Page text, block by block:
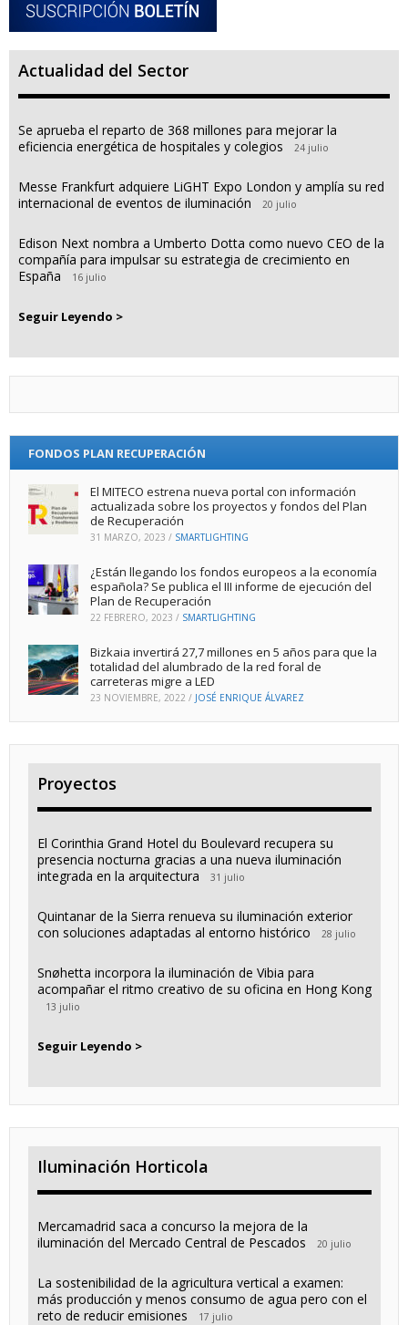
Actualidad del Sector
Se aprueba el reparto de 368 millones para mejorar la
eficiencia energética de hospitales y colegios
24 julio
Messe Frankfurt adquiere LiGHT Expo London y amplía su red
internacional de eventos de iluminación
20 julio
Edison Next nombra a Umberto Dotta como nuevo CEO de la
compañía para impulsar su estrategia de crecimiento en
España
16 julio
Seguir Leyendo >
FONDOS PLAN RECUPERACIÓN
El MITECO estrena nueva portal con información
actualizada sobre los proyectos y fondos del Plan
de Recuperación
31 MARZO, 2023 / SMARTLIGHTING
¿Están llegando los fondos europeos a la economía
española? Se publica el III informe de ejecución del
Plan de Recuperación
22 FEBRERO, 2023 / SMARTLIGHTING
Bizkaia invertirá 27,7 millones en 5 años para que la
totalidad del alumbrado de la red foral de
carreteras migre a LED
23 NOVIEMBRE, 2022 / JOSÉ ENRIQUE ÁLVAREZ
Proyectos
El Corinthia Grand Hotel du Boulevard recupera su
presencia nocturna gracias a una nueva iluminación
integrada en la arquitectura
31 julio
Quintanar de la Sierra renueva su iluminación exterior
con soluciones adaptadas al entorno histórico
28 julio
Snøhetta incorpora la iluminación de Vibia para
acompañar el ritmo creativo de su oficina en Hong Kong
13 julio
Seguir Leyendo >
Iluminación Horticola
Mercamadrid saca a concurso la mejora de la
iluminación del Mercado Central de Pescados
20 julio
La sostenibilidad de la agricultura vertical a examen:
más producción y menos consumo de agua pero con el
reto de reducir emisiones
17 julio